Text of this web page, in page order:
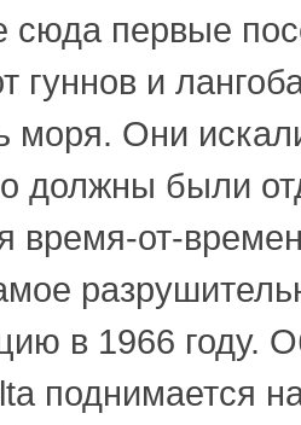
сюда первые
гуннов и
моря. Они
должны были
время-от-
в 1966 году.
поднимается